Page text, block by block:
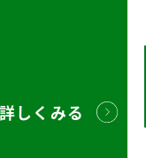
詳しくみる